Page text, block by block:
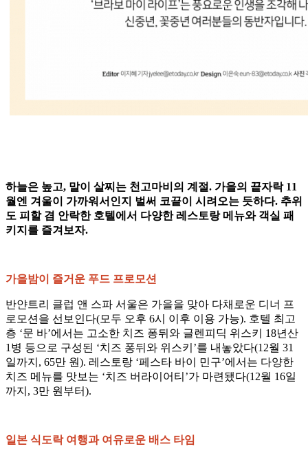
하늘은 높고, 말이 살찌는 천고마비의 계절. 가을의 끝자락 11
월엔 겨울이 가까워서인지 벌써 코끝이 시려오는 듯하다. 추위
도 피할 겸 안락한 호텔에서 다양한 레스토랑 메뉴와 객실 패
키지를 즐겨보자.
가을밤이 즐거운 푸드 프로모션
반얀트리 클럽 앤 스파 서울은 가을을 맞아 다채로운 디너 프
로모션을 선보인다(모두 오후 6시 이후 이용 가능). 호텔 최고
층 ‘문 바’에서는 고소한 치즈 퐁뒤와 글렌피딕 위스키 18년산
1병 등으로 구성된 ‘치즈 퐁뒤와 위스키’를 내놓았다(12월 31
일까지, 65만 원). 레스토랑 ‘페스타 바이 민구’에서는 다양한
치즈 메뉴를 맛보는 ‘치즈 버라이어티’가 마련됐다(12월 16일
까지, 3만 원부터).
일본 식도락 여행과 여유로운 배스 타임